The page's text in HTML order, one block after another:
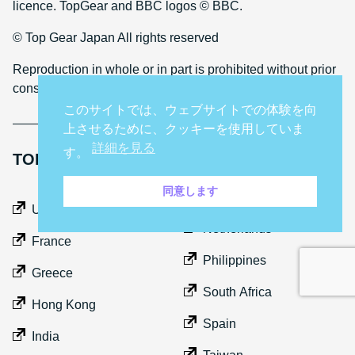
licence. TopGear and BBC logos © BBC.
© Top Gear Japan All rights reserved
Reproduction in whole or in part is prohibited without prior
consent
TOP GEAR INTERNATIONAL SITES
UK
France
Greece
Hong Kong
India
Middle East
Philippines
South Africa
Spain
このサイトでは、ウェブサイトでの体験を向
上させるために、クッキーを使用していま
す。 詳細を見る
同意します